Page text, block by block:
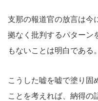
支那の報道官の放言は今
拠なく批判するパターン
もないことは明白である。
こうした嘘を嘘で塗り固
ことを考えれば、納得の